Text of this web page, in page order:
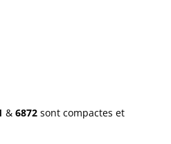
& 6872sont compactes et